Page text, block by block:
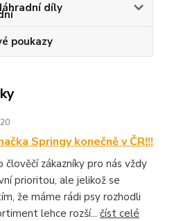
díly
poukazy
Springy konečně v ČR!!!
člověčí zákazníky pro nás vždy
prioritou, ale jelikož se
že máme rádi psy rozhodli
lehce rozší... číst celé